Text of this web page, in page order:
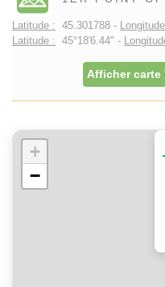
Latitude : 45.301788 -
Latitude : 45°18'6.44" -
Afficher carte
+
−